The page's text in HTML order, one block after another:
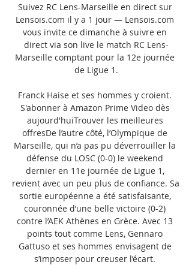
Suivez RC Lens-Marseille en direct sur
Lensois.com il y a 1 jour — Lensois.com
vous invite ce dimanche à suivre en
direct via son live le match RC Lens-
Marseille comptant pour la 12e journée
de Ligue 1.
Franck Haise et ses hommes y croient.
S'abonner à Amazon Prime Video dès
aujourd'huiTrouver les meilleures
offresDe l’autre côté, l’Olympique de
Marseille, qui n’a pas pu déverrouiller la
défense du LOSC (0-0) le weekend
dernier en 11e journée de Ligue 1,
revient avec un peu plus de confiance. Sa
sortie européenne a été satisfaisante,
couronnée d’une belle victoire (0-2)
contre l’AEK Athènes en Grèce. Avec 13
points tout comme Lens, Gennaro
Gattuso et ses hommes envisagent de
s’imposer pour creuser l’écart.